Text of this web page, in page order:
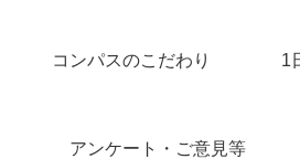
コンパスのこだわり 1
アンケート・ご意見等